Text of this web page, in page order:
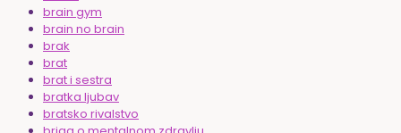
brain gym
brain no brain
brak
brat
brat i sestra
bratka ljubav
bratsko rivalstvo